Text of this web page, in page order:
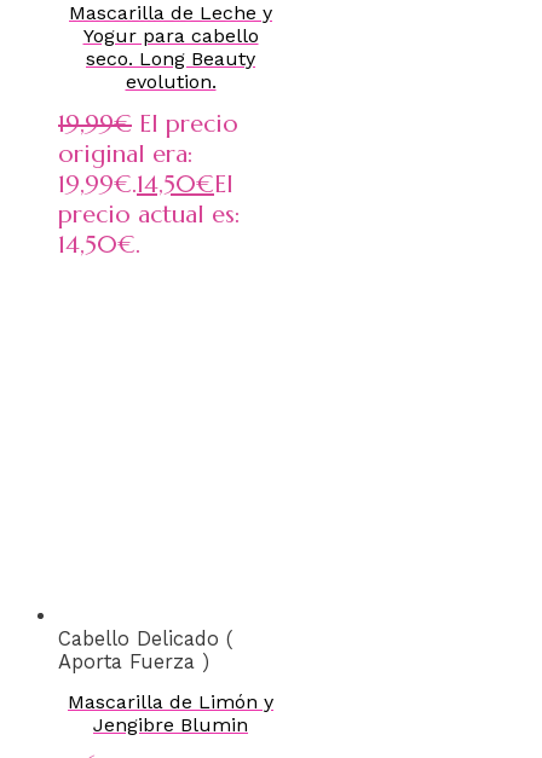
Mascarilla de Leche y
Yogur para cabello
seco. Long Beauty
evolution.
19,99€ El precio
original era:
19,99€.14,50€El
precio actual es:
14,50€.
Cabello Delicado (
Aporta Fuerza )
Mascarilla de Limón y
Jengibre Blumin